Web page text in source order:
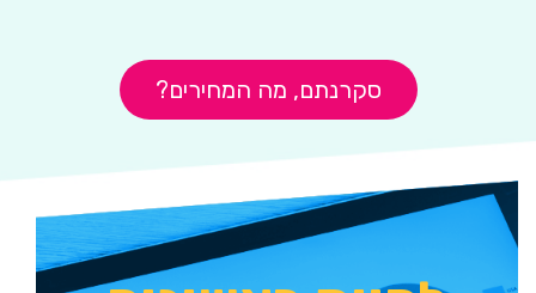
סקרנתם, מה המחירים?